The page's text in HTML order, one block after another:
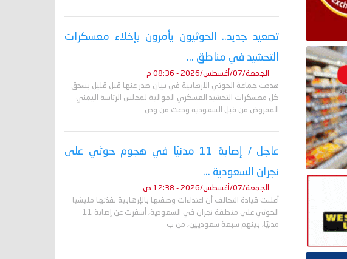
تصعيد جديد.. الحوثيون يأمرون بإخلاء معسكرات
التحشيد في مناطق ...
الجمعة/07/أغسطس/2026 - 08:36 م
هددت جماعة الحوثي الارهابية في بيان صدر عنها قبل قليل بسحق
كل معسكرات التحشيد العسكري الموالية لمجلس الرئاسة اليمني
المفروض من قبل السعودية ودعت من وص
عاجل / إصابة 11 مدنيًا في هجوم حوثي على
نجران السعودية ...
الجمعة/07/أغسطس/2026 - 12:38 ص
أعلنت قيادة التحالف أن اعتداءات وصفتها بالإرهابية نفذتها مليشيا
الحوثي على منطقة نجران في السعودية، أسفرت عن إصابة 11
مدنيًا، بينهم سبعة سعوديين، من ب